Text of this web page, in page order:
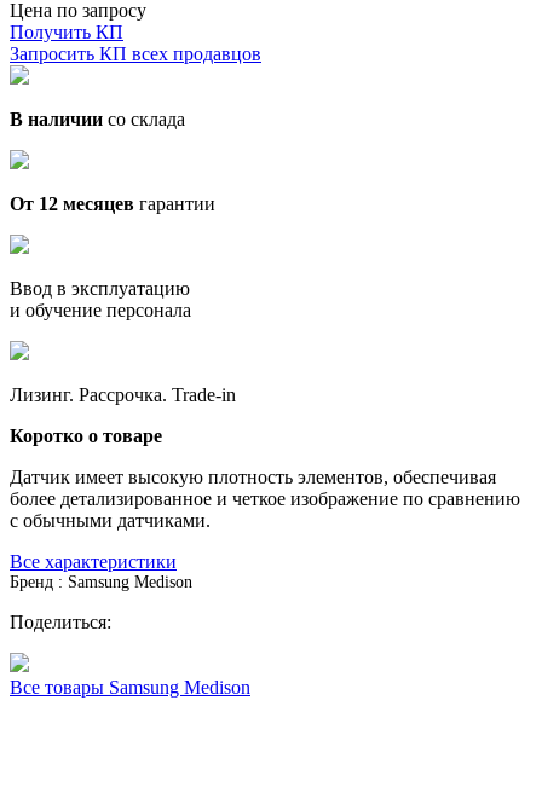
Цена по запросу
Получить КП
Запросить КП всех продавцов
В наличии со склада
От 12 месяцев гарантии
Ввод в эксплуатацию
и обучение персонала
Лизинг. Рассрочка. Trade-in
Коротко о товаре
Датчик имеет высокую плотность элементов, обеспечивая
более детализированное и четкое изображение по сравнению
с обычными датчиками.
Все характеристики
Бренд : Samsung Medison
Поделиться:
Все товары Samsung Medison